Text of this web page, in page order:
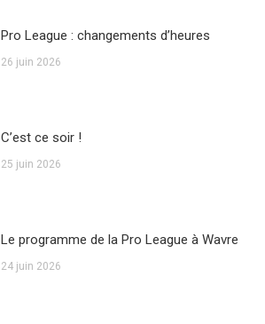
Pro League : changements d’heures
26 juin 2026
C’est ce soir !
25 juin 2026
Le programme de la Pro League à Wavre
24 juin 2026